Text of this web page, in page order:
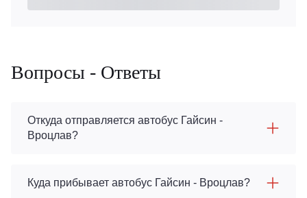
Вопросы - Ответы
Откуда отправляется автобус Гайсин -
Вроцлав?
Куда прибывает автобус Гайсин - Вроцлав?